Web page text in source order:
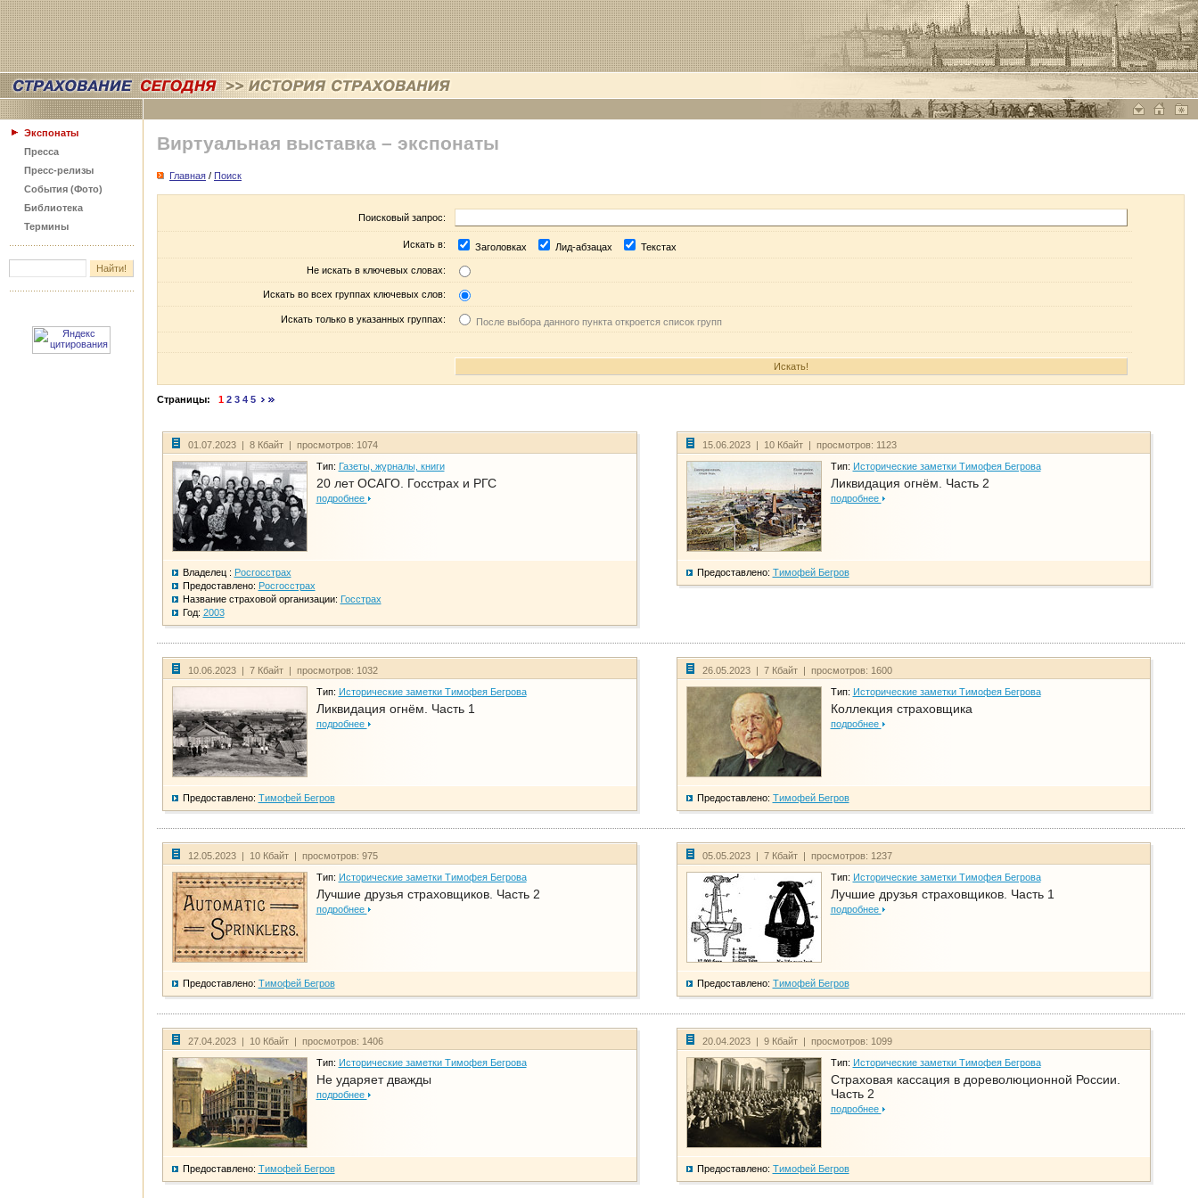
Экспонаты
Пресса
Пресс-релизы
События (Фото)
Библиотека
Термины
Виртуальная выставка – экспонаты
Главная / Поиск
Поисковый запрос:
Искать в: Заголовках Лид-абзацах Текстах
Не искать в ключевых словах:
Искать во всех группах ключевых слов:
Искать только в указанных группах: После выбора данного пункта откроется список групп
Страницы: 1 2 3 4 5
01.07.2023 | 8 Кбайт | просмотров: 1074
Тип: Газеты, журналы, книги
20 лет ОСАГО. Госстрах и РГС
подробнее
Владелец : Росгосстрах
Предоставлено: Росгосстрах
Название страховой организации: Госстрах
Год: 2003
15.06.2023 | 10 Кбайт | просмотров: 1123
Тип: Исторические заметки Тимофея Бегрова
Ликвидация огнём. Часть 2
подробнее
Предоставлено: Тимофей Бегров
10.06.2023 | 7 Кбайт | просмотров: 1032
Тип: Исторические заметки Тимофея Бегрова
Ликвидация огнём. Часть 1
подробнее
Предоставлено: Тимофей Бегров
26.05.2023 | 7 Кбайт | просмотров: 1600
Тип: Исторические заметки Тимофея Бегрова
Коллекция страховщика
подробнее
Предоставлено: Тимофей Бегров
12.05.2023 | 10 Кбайт | просмотров: 975
Тип: Исторические заметки Тимофея Бегрова
Лучшие друзья страховщиков. Часть 2
подробнее
Предоставлено: Тимофей Бегров
05.05.2023 | 7 Кбайт | просмотров: 1237
Тип: Исторические заметки Тимофея Бегрова
Лучшие друзья страховщиков. Часть 1
подробнее
Предоставлено: Тимофей Бегров
27.04.2023 | 10 Кбайт | просмотров: 1406
Тип: Исторические заметки Тимофея Бегрова
Не ударяет дважды
подробнее
Предоставлено: Тимофей Бегров
20.04.2023 | 9 Кбайт | просмотров: 1099
Тип: Исторические заметки Тимофея Бегрова
Страховая кассация в дореволюционной России.
Часть 2
подробнее
Предоставлено: Тимофей Бегров